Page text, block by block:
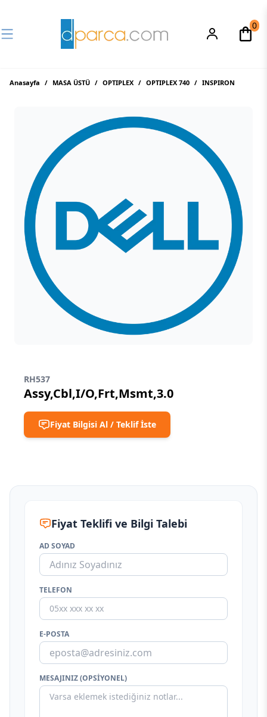
0
Anasayfa / MASA ÜSTÜ / OPTIPLEX / OPTIPLEX 740 / INSPIRON
RH537
Assy,Cbl,I/O,Frt,Msmt,3.0
Fiyat Bilgisi Al / Teklif İste
Fiyat Teklifi ve Bilgi Talebi
AD SOYAD
TELEFON
E-POSTA
MESAJINIZ (OPSIYONEL)